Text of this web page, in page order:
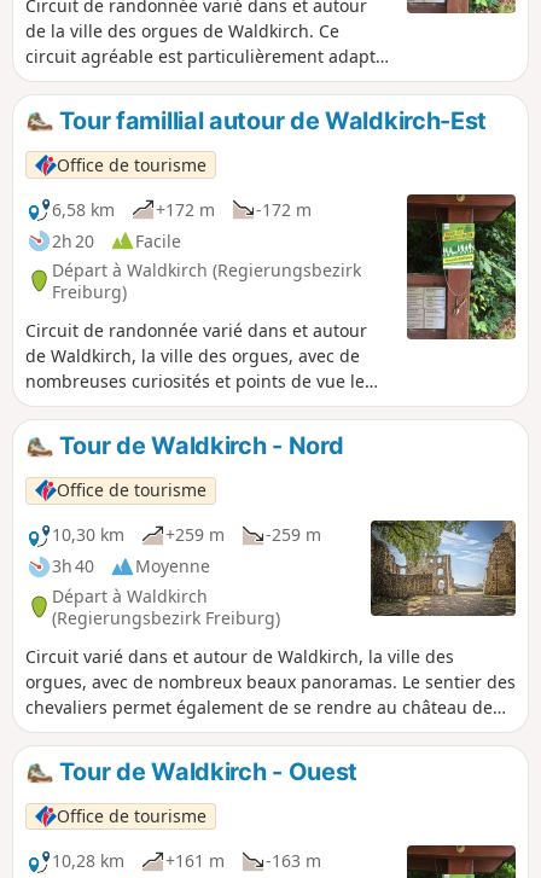
Circuit de randonnée varié dans et autour
de la ville des orgues de Waldkirch. Ce
circuit agréable est particulièrement adapté
aux familles avec enfants. Les enfants y
trouveront de nombreux points forts, petits
et grands : Faire du bateau sur le lac
Stadtrainsee, le zoo de la Forêt-Noire, des
choses intéressantes sur le sentier des sens
et le sentier de la cime des arbres.
Tour famillial autour de Waldkirch-Est
Office de tourisme
6,58 km
+172 m
-172 m
2h 20
Facile
Départ à Waldkirch (Regierungsbezirk
Freiburg)
Circuit de randonnée varié dans et autour
de Waldkirch, la ville des orgues, avec de
nombreuses curiosités et points de vue le
long du chemin. Variante plus courte pour
les familles.
Tour de Waldkirch - Nord
Office de tourisme
10,30 km
+259 m
-259 m
3h 40
Moyenne
Départ à Waldkirch
(Regierungsbezirk Freiburg)
Circuit varié dans et autour de Waldkirch, la ville des
orgues, avec de nombreux beaux panoramas. Le sentier des
chevaliers permet également de se rendre au château de
Kastelburg.
Tour de Waldkirch - Ouest
Office de tourisme
10,28 km
+161 m
-163 m